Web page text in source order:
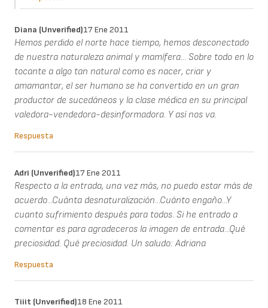
Diana (unverified)17 Ene 2011
Hemos perdido el norte hace tiempo, hemos desconectado
de nuestra naturaleza animal y mamífera... Sobre todo en lo
tocante a algo tan natural como es nacer, criar y
amamantar, el ser humano se ha convertido en un gran
productor de sucedáneos y la clase médica en su principal
valedora-vendedora-desinformadora. Y así nos va.
Respuesta
Adri (unverified)17 Ene 2011
Respecto a la entrada, una vez más, no puedo estar más de
acuerdo...Cuánta desnaturalización...Cuánto engaño...Y
cuanto sufrimiento después para todos. Si he entrado a
comentar es para agradeceros la imagen de entrada...Qué
preciosidad. Qué preciosidad. Un saludo: Adriana
Respuesta
Tiiit (unverified)18 Ene 2011